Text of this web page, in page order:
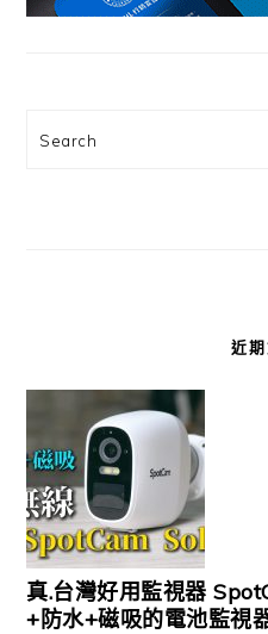
Search
近
真.台灣好用監視器
+防水+磁吸的電池監視